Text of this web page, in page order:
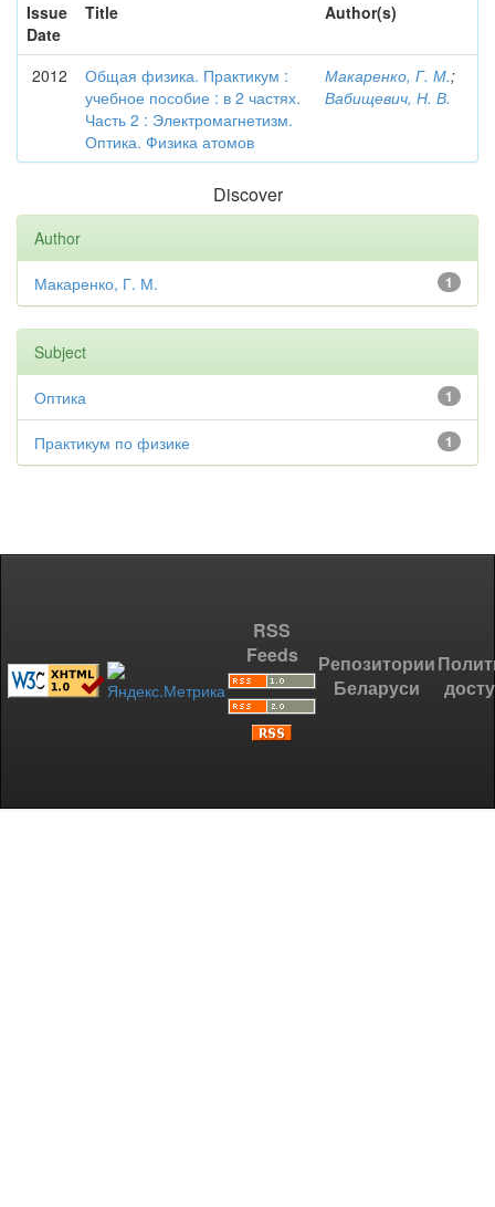
Issue
Date
Title Author(s)
2012
Общая физика. Практикум :
учебное пособие : в 2 частях.
Часть 2 : Электромагнетизм.
Оптика. Физика атомов
Макаренко, Г. М.;
Вабищевич, Н. В.
Discover
Author
1
Макаренко, Г. М.
Subject
1
Оптика
1
Практикум по физике
RSS
Feeds
Репозитории
Беларуси